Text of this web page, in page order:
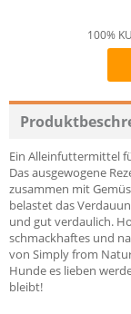
100%
Ein Alleinfuttermittel
Das ausgewogene
zusammen mit
belastet das
und gut verdaulich.
schmackhaftes und
von Simply from
Hunde es lieben
bleibt!